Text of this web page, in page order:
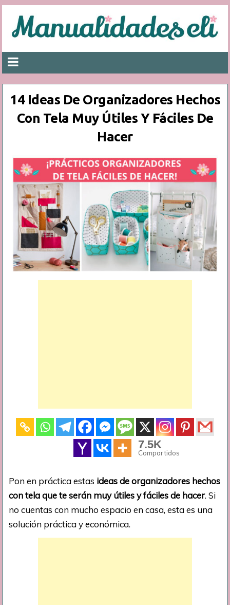
14 Ideas De Organizadores Hechos
Con Tela Muy Útiles Y Fáciles De
Hacer
7.5K
Compartidos
Pon en práctica estas ideas de organizadores hechos
con tela que te serán muy útiles y fáciles de hacer. Si
no cuentas con mucho espacio en casa, esta es una
solución práctica y económica.